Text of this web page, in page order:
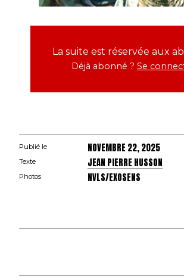
La suite est réservée aux
Déjà abonné ? Se
Publié le NOVEMBRE 22, 2025
Texte JEAN PIERRE HUSSON
Photos NVLS/EXOSENS